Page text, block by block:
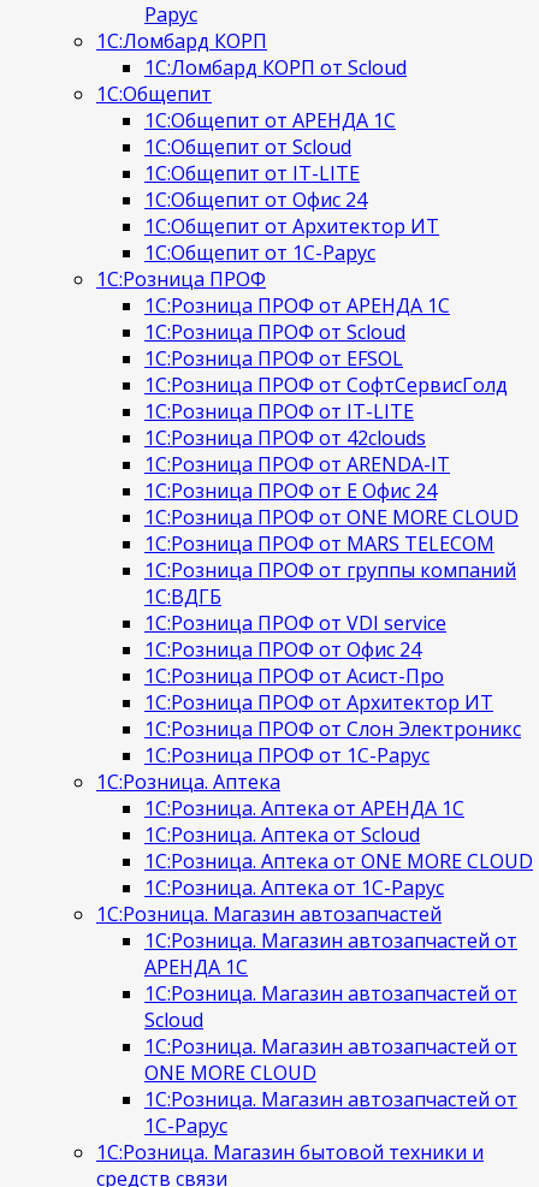
Рарус
1С:Ломбард КОРП
1С:Ломбард КОРП от Scloud
1С:Общепит
1С:Общепит от АРЕНДА 1С
1С:Общепит от Scloud
1С:Общепит от IT-LITE
1С:Общепит от Офис 24
1С:Общепит от Архитектор ИТ
1С:Общепит от 1С-Рарус
1С:Розница ПРОФ
1С:Розница ПРОФ от АРЕНДА 1С
1С:Розница ПРОФ от Scloud
1С:Розница ПРОФ от EFSOL
1С:Розница ПРОФ от СофтСервисГолд
1С:Розница ПРОФ от IT-LITE
1С:Розница ПРОФ от 42clouds
1С:Розница ПРОФ от ARENDA-IT
1С:Розница ПРОФ от Е Офис 24
1С:Розница ПРОФ от ONE MORE CLOUD
1С:Розница ПРОФ от MARS TELECOM
1С:Розница ПРОФ от группы компаний
1С:ВДГБ
1С:Розница ПРОФ от VDI service
1С:Розница ПРОФ от Офис 24
1С:Розница ПРОФ от Асист-Про
1С:Розница ПРОФ от Архитектор ИТ
1С:Розница ПРОФ от Слон Электроникс
1С:Розница ПРОФ от 1С-Рарус
1С:Розница. Аптека
1С:Розница. Аптека от АРЕНДА 1С
1С:Розница. Аптека от Scloud
1С:Розница. Аптека от ONE MORE CLOUD
1С:Розница. Аптека от 1С-Рарус
1С:Розница. Магазин автозапчастей
1С:Розница. Магазин автозапчастей от
АРЕНДА 1С
1С:Розница. Магазин автозапчастей от
Scloud
1С:Розница. Магазин автозапчастей от
ONE MORE CLOUD
1С:Розница. Магазин автозапчастей от
1С-Рарус
1С:Розница. Магазин бытовой техники и
средств связи